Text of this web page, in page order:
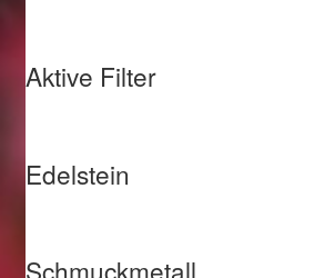
Startseite
Aktive Filter
Edelstein
Schmuckmetall